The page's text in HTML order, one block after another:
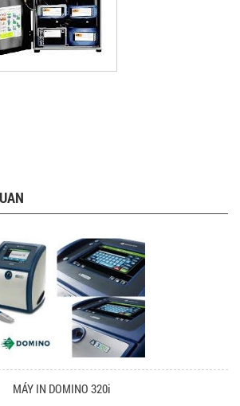
MÁY IN DOMINO 320i